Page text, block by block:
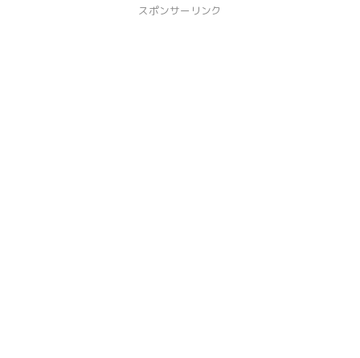
スポンサーリンク